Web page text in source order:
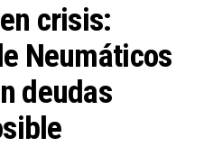
crisis:
Neumáticos
deudas